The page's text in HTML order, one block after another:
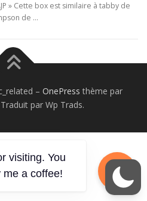
» Cette box est similaire à tabby de
de …
– OnePress thème par
par Wp Trads.
visiting. You
me a coffee!